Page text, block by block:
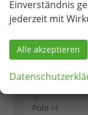
Business
City 1.5
Elegance
R-Line
R-Line 2.0
Polo 14
Einverständnis
jederzeit mit
Alle akzeptieren